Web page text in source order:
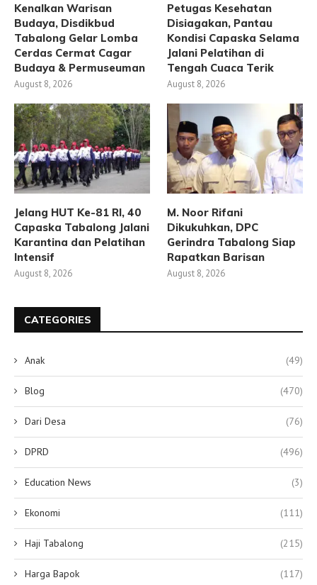
Kenalkan Warisan
Budaya, Disdikbud
Tabalong Gelar Lomba
Cerdas Cermat Cagar
Budaya & Permuseuman
August 8, 2026
Petugas Kesehatan
Disiagakan, Pantau
Kondisi Capaska Selama
Jalani Pelatihan di
Tengah Cuaca Terik
August 8, 2026
Jelang HUT Ke-81 RI, 40
Capaska Tabalong Jalani
Karantina dan Pelatihan
Intensif
August 8, 2026
M. Noor Rifani
Dikukuhkan, DPC
Gerindra Tabalong Siap
Rapatkan Barisan
August 8, 2026
CATEGORIES
Anak (49)
Blog (470)
Dari Desa (76)
DPRD (496)
Education News (3)
Ekonomi (111)
Haji Tabalong (215)
Harga Bapok (117)